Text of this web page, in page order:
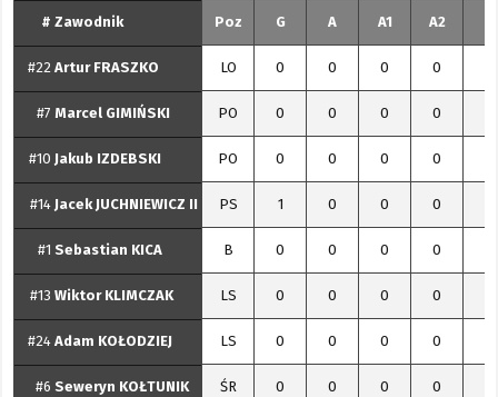
# Zawodnik Poz G A A1 A2
#22 Artur FRASZKO LO 0 0 0 0
#7 Marcel GIMIŃSKI PO 0 0 0 0
#10 Jakub IZDEBSKI PO 0 0 0 0
#14 JacekJUCHNIEWICZ II PS 1 0 0 0
#1 Sebastian KICA B 0 0 0 0
#13 Wiktor KLIMCZAK LS 0 0 0 0
#24 Adam KOŁODZIEJ LS 0 0 0 0
#6 Seweryn KOŁTUNIK ŚR 0 0 0 0